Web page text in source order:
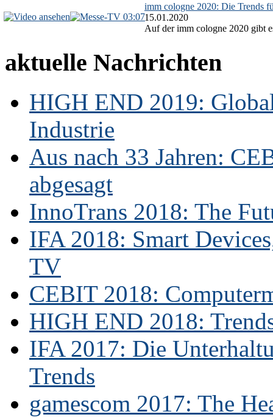
03:07
imm cologne 2020: Die Trends
15.01.2020
Auf der imm cologne 2020 gibt
aktuelle Nachrichten
HIGH END 2019:
Industrie
Aus nach 33 Jahren:
abgesagt
InnoTrans 2018: The
IFA 2018: Smart
TV
CEBIT 2018:
HIGH END 2018:
IFA 2017: Die
Trends
gamescom 2017: The